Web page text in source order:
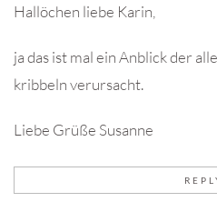
Hallöchen liebe Karin,
ja das ist mal ein Anblick der
kribbeln verursacht.
Liebe Grüße Susanne